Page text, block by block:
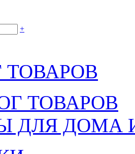
+
ТОВАРОВ
ТОВАРОВ
ДЛЯ ДОМА